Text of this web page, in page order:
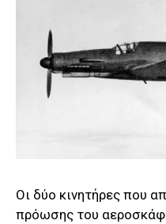
Οι δύο κινητήρες που
πρόωσης του